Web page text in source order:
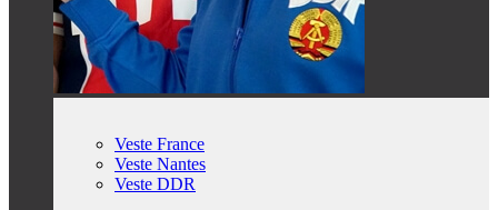
Veste France
Veste Nantes
Veste DDR